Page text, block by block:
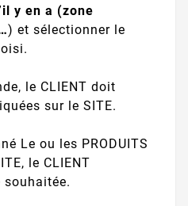
y en a (zone
) et sélectionner le
le CLIENT doit
sur le SITE.
Le ou les PRODUITS
le CLIENT